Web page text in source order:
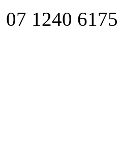
07 1240